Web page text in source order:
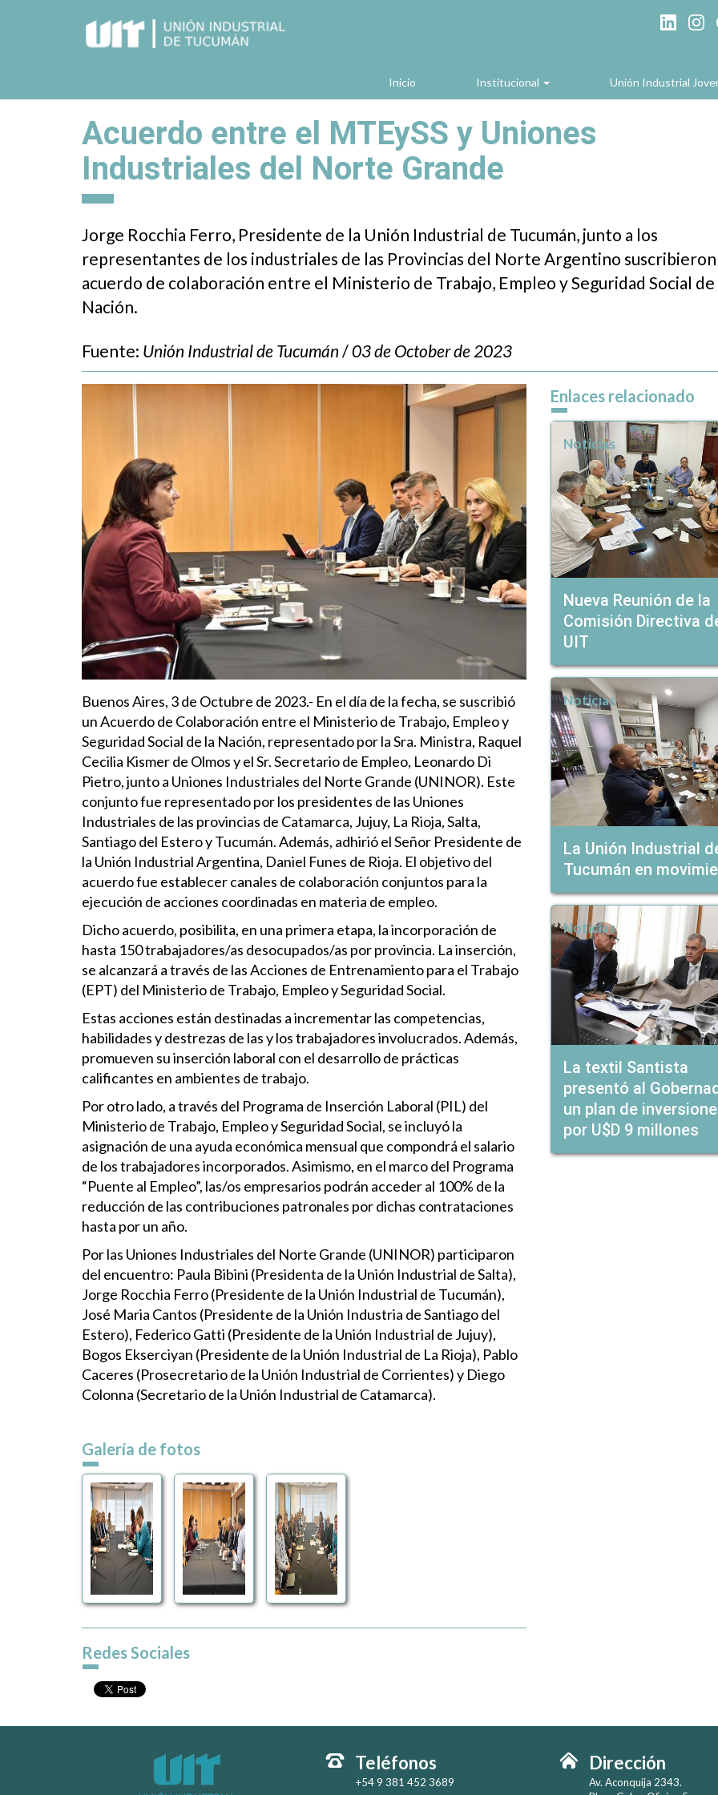
Inicio Institucional Unión Industrial
Acuerdo entre el MTEySS y Uniones
Industriales del Norte Grande
Jorge Rocchia Ferro, Presidente de la Unión Industrial de Tucumán, junto a los
representantes de los industriales de las Provincias del Norte Argentino
acuerdo de colaboración entre el Ministerio de Trabajo, Empleo y Seguridad Social de
Nación.
Fuente: Unión Industrial de Tucumán /03 de October de 2023
Buenos Aires, 3 de Octubre de 2023.- En el día de la fecha, se suscribió
un Acuerdo de Colaboración entre el Ministerio de Trabajo, Empleo y
Seguridad Social de la Nación, representado por la Sra. Ministra, Raquel
Cecilia Kismer de Olmos y el Sr. Secretario de Empleo, Leonardo Di
Pietro, junto a Uniones Industriales del Norte Grande (UNINOR). Este
conjunto fue representado por los presidentes de las Uniones
Industriales de las provincias de Catamarca, Jujuy, La Rioja, Salta,
Santiago del Estero y Tucumán. Además, adhirió el Señor Presidente de
la Unión Industrial Argentina, Daniel Funes de Rioja. El objetivo del
acuerdo fue establecer canales de colaboración conjuntos para la
ejecución de acciones coordinadas en materia de empleo.
Dicho acuerdo, posibilita, en una primera etapa, la incorporación de
hasta 150 trabajadores/as desocupados/as por provincia. La inserción,
se alcanzará a través de las Acciones de Entrenamiento para el Trabajo
(EPT) del Ministerio de Trabajo, Empleo y Seguridad Social.
Estas acciones están destinadas a incrementar las competencias,
habilidades y destrezas de las y los trabajadores involucrados. Además,
promueven su inserción laboral con el desarrollo de prácticas
calificantes en ambientes de trabajo.
Por otro lado, a través del Programa de Inserción Laboral (PIL) del
Ministerio de Trabajo, Empleo y Seguridad Social, se incluyó la
asignación de una ayuda económica mensual que compondrá el salario
de los trabajadores incorporados. Asimismo, en el marco del Programa
“Puente al Empleo”, las/os empresarios podrán acceder al 100% de la
reducción de las contribuciones patronales por dichas contrataciones
hasta por un año.
Por las Uniones Industriales del Norte Grande (UNINOR) participaron
del encuentro: Paula Bibini (Presidenta de la Unión Industrial de Salta),
Jorge Rocchia Ferro (Presidente de la Unión Industrial de Tucumán),
José Maria Cantos (Presidente de la Unión Industria de Santiago del
Estero), Federico Gatti (Presidente de la Unión Industrial de Jujuy),
Bogos Ekserciyan (Presidente de la Unión Industrial de La Rioja), Pablo
Caceres (Prosecretario de la Unión Industrial de Corrientes) y Diego
Colonna (Secretario de la Unión Industrial de Catamarca).
Galería de fotos
Redes Sociales
Enlaces relacionado
Noticias
Nueva Reunión de la
Comisión Directiva
UIT
Noticias
La Unión Industrial
Tucumán en
Noticias
La textil Santista
presentó al
un plan de
por U$D 9 millones
Teléfonos
+54 9 381 452 3689
Dirección
Av. Aconquija 2343.